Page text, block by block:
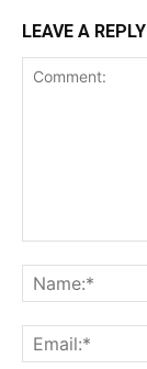
LEAVE A REPLY